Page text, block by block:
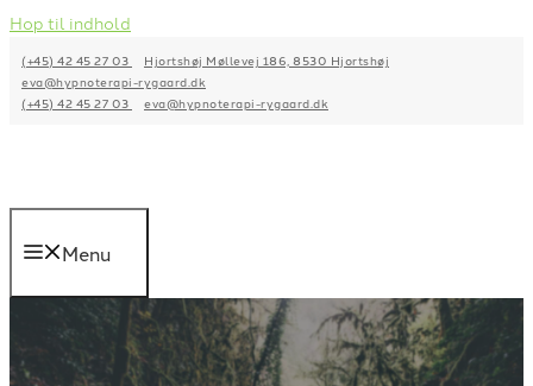
Hop til indhold
(+45) 42 45 27 03
Hjortshøj Møllevej 186, 8530 Hjortshøj
eva@hypnoterapi-rygaard.dk
(+45) 42 45 27 03
eva@hypnoterapi-rygaard.dk
Menu